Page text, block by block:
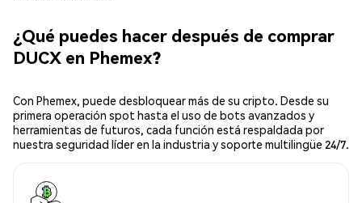
¿Qué puedes hacer después de comprar
DUCX en Phemex?
Con Phemex, puede desbloquear más de su cripto. Desde su
primera operación spot hasta el uso de bots avanzados y
herramientas de futuros, cada función está respaldada por
nuestra seguridad líder en la industria y soporte multilingüe 24/7.